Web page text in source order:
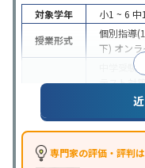
対象学年 小1 ~ 6 中
授業形式
個別指導
下) オン
中学受験
テスト対
(旧AO)対策
中高一貫
専門家の評価・評判は